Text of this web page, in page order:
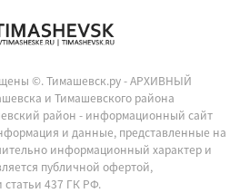
©.Тимашевск.ру - АРХИВНЫЙ
и Тимашевского района
район - информационный сайт
и данные, представленные на
информационный характер и
публичной офертой,
437 ГК РФ.